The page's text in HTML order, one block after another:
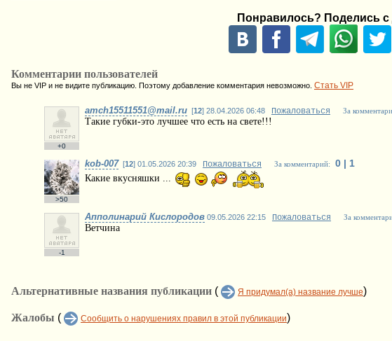
Понравилось? Поделись с
Комментарии пользователей
Вы не VIP и не видите публикацию. Поэтому добавление комментария невозможно. Стать VIP
+0
amch15511551@mail.ru [12] 28.04.2026 06:48 Пожаловаться За
Такие губки-это лучшее что есть на свете!!!
>50
kob-007[12] 01.05.2026 20:39 Пожаловаться За комментарий: 0 | 1
Какие вкусняшки ...
-1
Апполинарий Кислородов 09.05.2026 22:15 Пожаловаться За
Ветчина
Альтернативные названия публикации ( Я придумал(а) название лучше)
Жалобы ( Сообщить о нарушениях правил в этой публикации)